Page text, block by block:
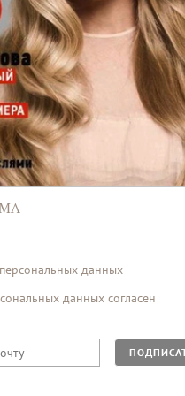
данных
данных согласен